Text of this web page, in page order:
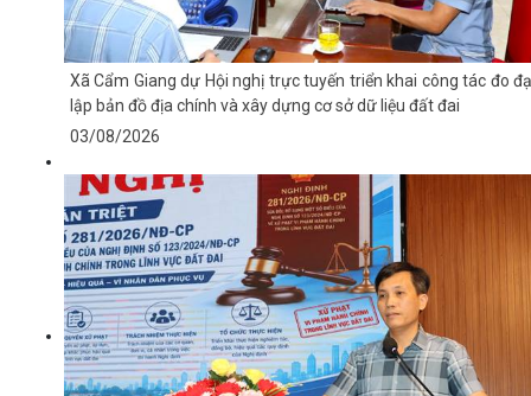
Xã Cẩm Giang dự Hội nghị trực tuyến triển khai công tác đo
lập bản đồ địa chính và xây dựng cơ sở dữ liệu đất đai
03/08/2026